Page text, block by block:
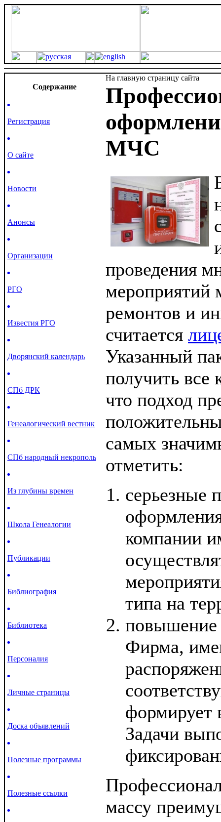
Cодержание
Регистрация
О сайте
Новости
Анонсы
Организации
РГО
Известия РГО
Дворянский календарь
СПб ДРК
Генеалогический вестник
СПб народный некрополь
Из глубины времен
Школа Генеалогии
Публикации
Библиография
Библиотека
Персоналия
Личные страницы
Доска объявлений
Полезные программы
Полезные ссылки
На главную страницу сайта
МЧС
проведения
мероприятий
ремонтов и
считается
Указанный
получить все
что подход
самых
отметить:
серьезные
компании
типа на
повышение
Фирма,
формирует
Задачи
массу